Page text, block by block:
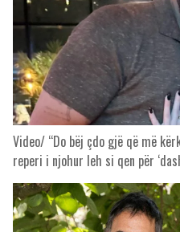
Video/ “Do bëj çdo gjë që më
reperi i njohur leh si qen për